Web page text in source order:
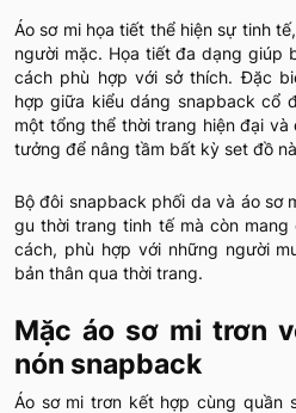
Áo sơ mi họa tiết thể hiện sự tinh
người mặc. Họa tiết đa dạng giúp
cách phù hợp với sở thích. Đặc
hợp giữa kiểu dáng snapback cổ
một tổng thể thời trang hiện đại
tưởng để nâng tầm bất kỳ set đồ
Bộ đôi snapback phối da và áo sơ
gu thời trang tinh tế mà còn
cách, phù hợp với những người
bản thân qua thời trang.
Mặc áo sơ mi trơn
nón snapback
Áo sơ mi trơn kết hợp cùng quần